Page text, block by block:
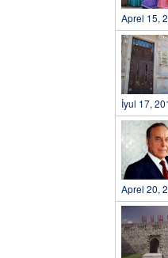
Aprel 15,
İyul 17,
Aprel 20,